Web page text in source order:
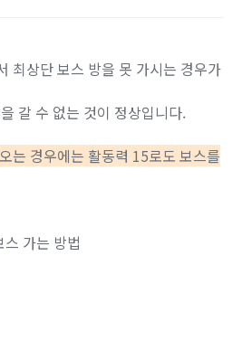
최상단 보스 방을 못 가시는 경우가
갈 수 없는 것이 정상입니다.
는 경우에는 활동력 15로도 보스를
가는 방법